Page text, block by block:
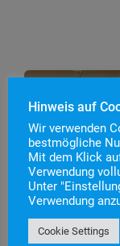
Hinweis auf
Wir verwenden
bestmögliche
Mit dem Klick
Verwendung
Unter
Verwendung
Cookie Settings